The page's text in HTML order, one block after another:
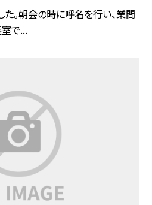
。朝会の時に呼名を行い、業間
で...